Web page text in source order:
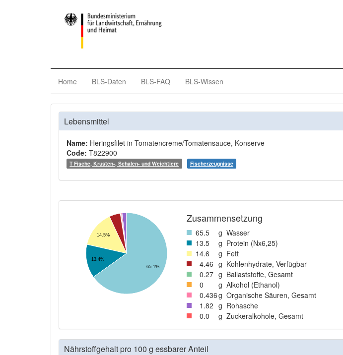
Home BLS-Daten BLS-FAQ BLS-Wissen
Lebensmittel
Name: Heringsfilet in Tomatencreme/Tomatensauce, Konserve
Code: T822900
T Fische, Krusten-, Schalen- und Weichtiere Fischerzeugnisse
14.5%
13.4%
65.1%
Zusammensetzung
65.5 g Wasser
13.5 g Protein (Nx6,25)
14.6 g Fett
4.46 g Kohlenhydrate, Verfügbar
0.27 g Ballaststoffe, Gesamt
0
g Alkohol (Ethanol)
0.436g Organische Säuren, Gesamt
1 .82 g Rohasche
0.0 g Zuckeralkohole, Gesamt
Nährstoffgehalt pro 100 g essbarer Anteil